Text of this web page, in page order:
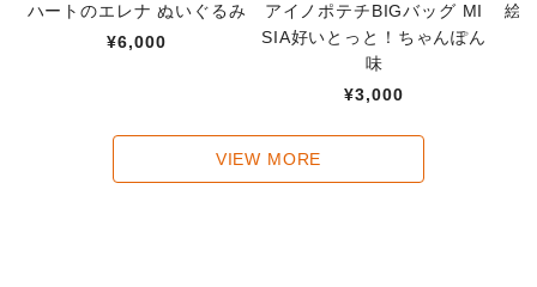
ハートのエレナ ぬいぐるみ
¥6,000
アイノポテチBIGバッグ MI
SIA好いとっと！ちゃんぽん
味
¥3,000
絵
VIEW MORE